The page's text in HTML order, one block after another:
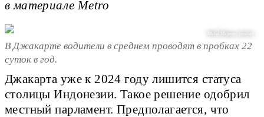
в материале Metro
Mufid Majnun / pixabay
В Джакарте водители в среднем проводят в пробках 22
суток в год.
Джакарта уже к 2024 году лишится статуса
столицы Индонезии. Такое решение одобрил
местный парламент. Предполагается, что